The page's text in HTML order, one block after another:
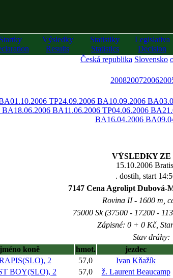
Startky
Výsledky
Results
Statistiky
Statistics
Legislativa
Decision
Česká republika Slovensko
200820072006
01.10.2006 TP24.09.2006 BA10.09.2006 BA
BA18.06.2006 BA11.06.2006 TP04.06.2006 BA
BA16.04.2006 BA
VÝSLEDKY ZE
15.10.2006
. dostih, start
7147 Cena Agrolipt Dubová-
Rovina II - 1600 m,
75000 Sk (37500 - 17200 -
Zápisné: 0 + 0 Kč,
Stav dráhy:
jméno koně hmot. jezdec
2 57,0 Ivan Kňažík
BOY(SLO), 2 57,0 ž. Laurent Beaucamp